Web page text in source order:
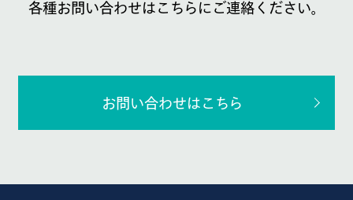
各種お問い合わせはこちらにご連絡ください。
お問い合わせはこちら